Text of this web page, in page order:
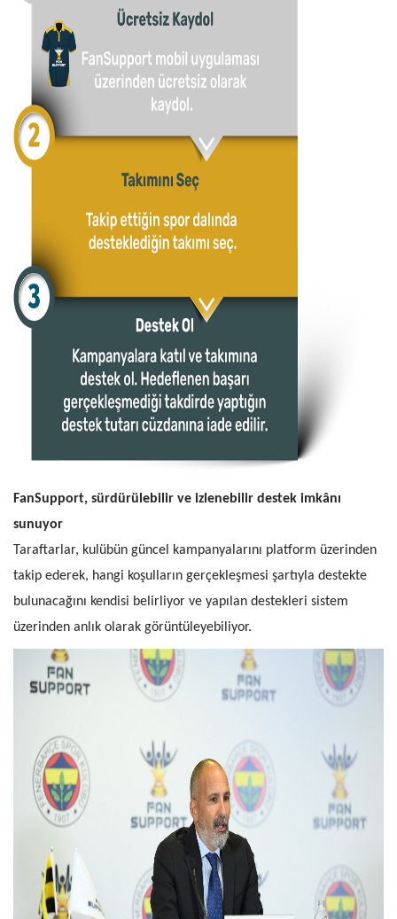
FanSupport, sürdürülebilir ve izlenebilir destek imkânı
sunuyor
Taraftarlar, kulübün güncel kampanyalarını platform üzerinden
takip ederek, hangi koşulların gerçekleşmesi şartıyla destekte
bulunacağını kendisi belirliyor ve yapılan destekleri sistem
üzerinden anlık olarak görüntüleyebiliyor.